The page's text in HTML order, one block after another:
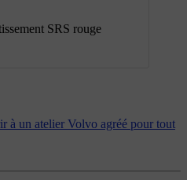
SRS rouge
à un atelier Volvo agréé pour tout